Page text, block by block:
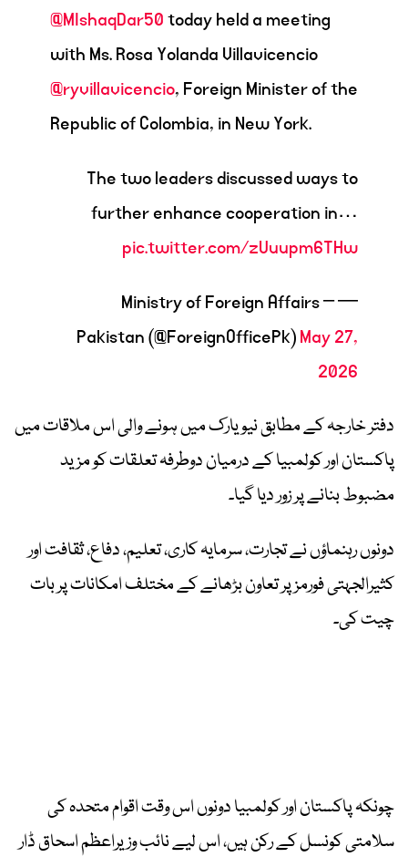
@MIshaqDar50today held a meeting
with Ms. Rosa Yolanda Villavicencio
@ryvillavicencio, Foreign Minister of the
Republic of Colombia, in New York.
The two leaders discussed ways to
further enhance cooperation in…
pic.twitter.com/zUuupm6THw
— Ministry of Foreign Affairs –
Pakistan (@ForeignOfficePk)May 27,
2026
دفتر خارجہ کے مطابق نیویارک میں ہونے والی اس ملاقات میں
پاکستان اور کولمبیا کے درمیان دوطرفہ تعلقات کو مزید
مضبوط بنانے پر زور دیا گیا۔
دونوں رہنماؤں نے تجارت، سرمایہ کاری، تعلیم، دفاع، ثقافت اور
کثیرالجہتی فورمز پر تعاون بڑھانے کے مختلف امکانات پر بات
چیت کی۔
چونکہ پاکستان اور کولمبیا دونوں اس وقت اقوام متحدہ کی
سلامتی کونسل کے رکن ہیں، اس لیے نائب وزیراعظم اسحاق ڈار